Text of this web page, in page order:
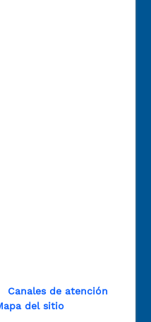
Canales de atención
del sitio